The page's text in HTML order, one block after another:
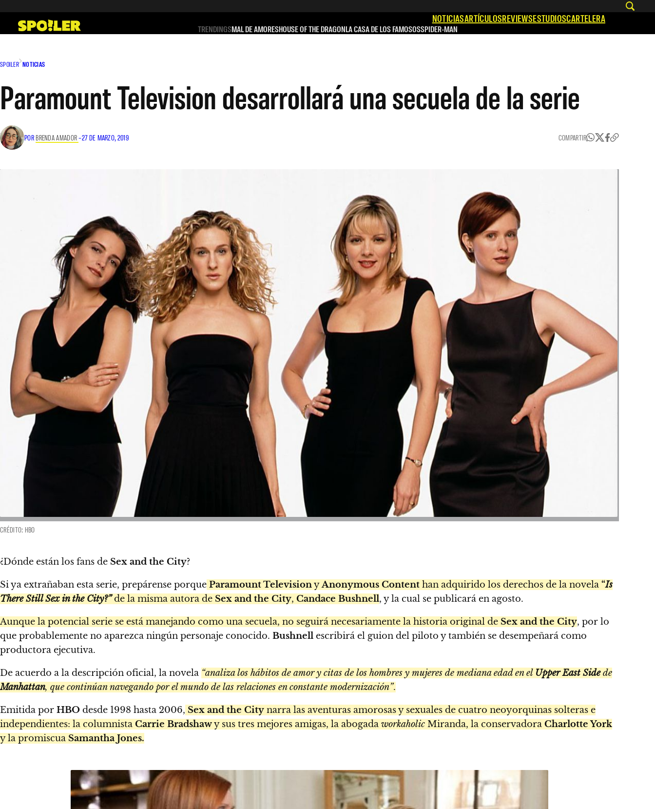
contenido
NOTICIASARTÍCULOSREVIEWSESTUDIOSCARTELERA
TRENDINGSMAL DE AMORESHOUSE OF THE DRAGONLA CASA DE LOS FAMOSOSSPIDER-MAN
SPOILER NOTICIAS
Paramount Television desarrollará una secuela de la serie
POR BRENDA AMADOR–27 DE MARZO, 2019 COMPARTIR
CRÉDITO: HBO
¿Dónde están los fans de Sex and the City?
Si ya extrañaban esta serie, prepárense porque Paramount TelevisionyAnonymous Content han adquirido los derechos de la novela “Is
There Still Sex in the City?”de la misma autora de Sex and the City, Candace Bushnell, y la cual se publicará en agosto.
Aunque la potencial serie se está manejando como una secuela, no seguirá necesariamente la historia original de Sex and the City, por lo
que probablemente no aparezca ningún personaje conocido. Bushnell escribirá el guion del piloto y también se desempeñará como
productora ejecutiva.
De acuerdo a la descripción oficial, la novela “analiza los hábitos de amor y citas de los hombres y mujeres de mediana edad en el Upper East Sidede
Manhattan, que continúan navegando por el mundo de las relaciones en constante modernización”.
Emitida por HBO desde 1998 hasta 2006, Sex and the City narra las aventuras amorosas y sexuales de cuatro neoyorquinas solteras e
independientes: la columnista Carrie Bradshawy sus tres mejores amigas, la abogada workaholic Miranda, la conservadora Charlotte York
y la promiscua Samantha Jones.